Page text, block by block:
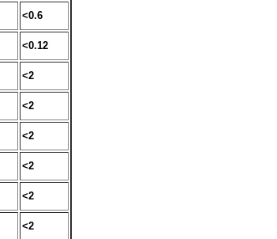
<0.6
<0.12
<2
<2
<2
<2
<2
<2